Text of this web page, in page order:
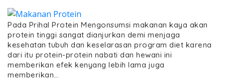
Pada Prihal Protein Mengonsumsi makanan kaya akan
protein tinggi sangat dianjurkan demi menjaga
kesehatan tubuh dan keselarasan program diet karena
dari itu protein-protein nabati dan hewani ini
memberikan efek kenyang lebih lama juga
memberikan…